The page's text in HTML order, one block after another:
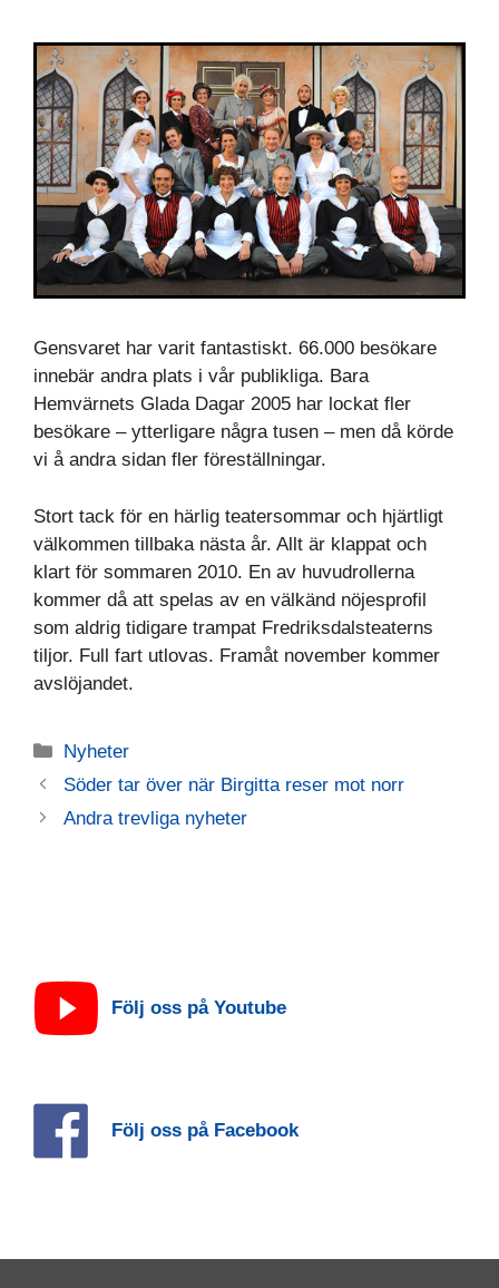
Gensvaret har varit fantastiskt. 66.000 besökare
innebär andra plats i vår publikliga. Bara
Hemvärnets Glada Dagar 2005 har lockat fler
besökare – ytterligare några tusen – men då körde
vi å andra sidan fler föreställningar.
Stort tack för en härlig teatersommar och hjärtligt
välkommen tillbaka nästa år. Allt är klappat och
klart för sommaren 2010. En av huvudrollerna
kommer då att spelas av en välkänd nöjesprofil
som aldrig tidigare trampat Fredriksdalsteaterns
tiljor. Full fart utlovas. Framåt november kommer
avslöjandet.
Kategorier
Nyheter
Söder tar över när Birgitta reser mot norr
Andra trevliga nyheter
Följ oss på Youtube
Följ oss på Facebook